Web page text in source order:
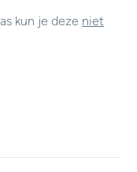
kun je deze niet